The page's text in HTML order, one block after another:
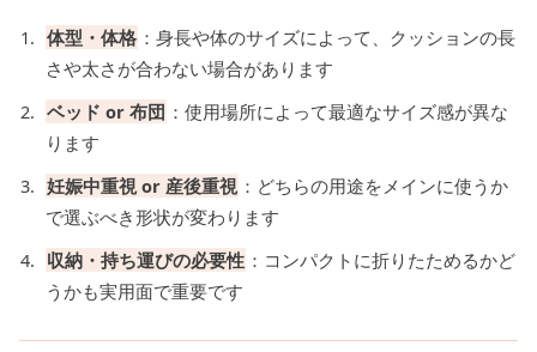
体型・体格 ：身長や体のサイズによって、クッションの長
さや太さが合わない場合があります
ベッド or 布団 ：使用場所によって最適なサイズ感が異な
ります
妊娠中重視 or 産後重視 ：どちらの用途をメインに使うか
で選ぶべき形状が変わります
収納・持ち運びの必要性 ：コンパクトに折りたためるかど
うかも実用面で重要です